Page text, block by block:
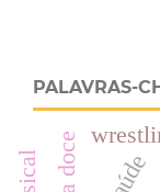
PALAVRAS-